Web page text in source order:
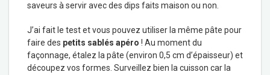
saveurs à servir avec des dips faits maison ou non.
J’ai fait le test et vous pouvez utiliser la même pâte pour
faire des petits sablés apéro ! Au moment du
façonnage, étalez la pâte (environ 0,5 cm d’épaisseur) et
découpez vos formes. Surveillez bien la cuisson car la